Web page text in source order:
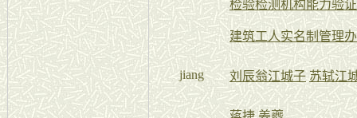
检验检测机构能力验
建筑工人实名制管理
jiang 刘辰翁江城子 苏轼江